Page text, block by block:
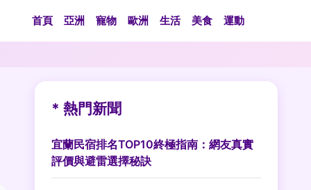
首頁 亞洲 寵物 歐洲 生活 美食 運動
* 熱門新聞
宜蘭民宿排名TOP10終極指南：網友真實
評價與避雷選擇秘訣